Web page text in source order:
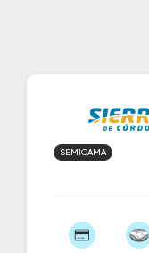
SEMICAMA